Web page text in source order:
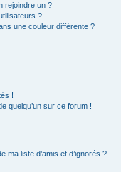
rejoindre un ?
?
une couleur différente ?
!
quelqu’un sur ce forum !
ma liste d’amis et d’ignorés ?